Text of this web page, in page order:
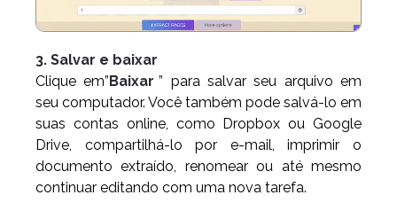
3. Salvar e baixar
Clique em”Baixar ” para salvar seu arquivo em
seu computador. Você também pode salvá-lo em
suas contas online, como Dropbox ou Google
Drive, compartilhá-lo por e-mail, imprimir o
documento extraído, renomear ou até mesmo
continuar editando com uma nova tarefa.